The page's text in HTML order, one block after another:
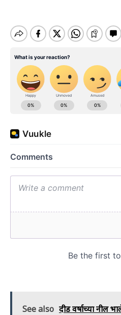
See also दीड वर्षाच्या नील